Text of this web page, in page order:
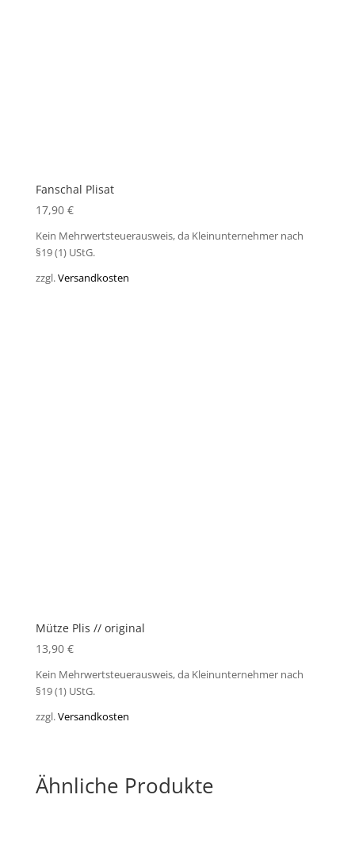
Fanschal Plisat
17,90 €
Kein Mehrwertsteuerausweis, da Kleinunternehmer nach
§19 (1) UStG.
zzgl.Versandkosten
Mütze Plis // original
13,90 €
Kein Mehrwertsteuerausweis, da Kleinunternehmer nach
§19 (1) UStG.
zzgl.Versandkosten
Ähnliche Produkte